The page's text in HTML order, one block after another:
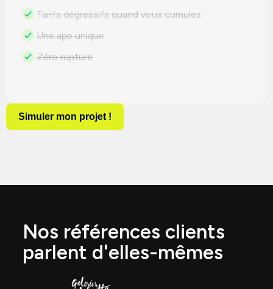
Tarifs dégressifs quand vous cumulez
Une app unique
Zéro rupture
Simuler mon projet !
Nos références clients
parlent d'elles-mêmes